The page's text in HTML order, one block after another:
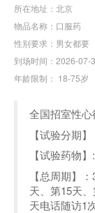
所在地址：北京
物品名称：口服药
性别要求：男女都要
到场时间：2026-07-
年龄限制： 18-75岁
全国招室性
【试验分期
【试验药物
【总周期】
天、第15天
天电话随访1次